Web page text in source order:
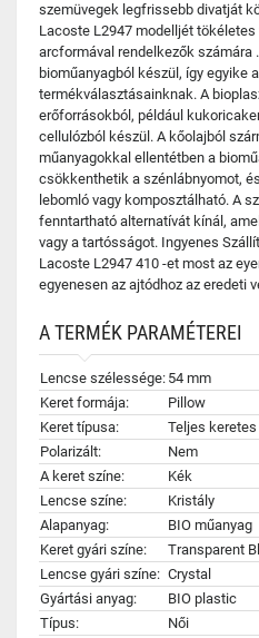
szemüvegek legfrissebb divatját
Lacoste L2947 modelljét
arcformával rendelkezők számára .
bioműanyagból készül, így egyike
termékválasztásainknak. A
erőforrásokból, például
cellulózból készül. A kőolajból
műanyagokkal ellentétben a
csökkenthetik a szénlábnyomot,
lebomló vagy komposztálható. A
fenntartható alternatívát kínál,
vagy a tartósságot. Ingyenes
Lacoste L2947 410 -et most az
egyenesen az ajtódhoz az eredeti
A TERMÉK PARAMÉTEREI
Lencse szélessége: 54 mm
Keret formája:
Pillow
Keret típusa:
Teljes keretes
Polarizált:
Nem
A keret színe:
Kék
Lencse színe:
Kristály
Alapanyag:
BIO műanyag
Keret gyári színe:
Transparent
Lencse gyári színe: Crystal
Gyártási anyag:
BIO plastic
Típus:
Női